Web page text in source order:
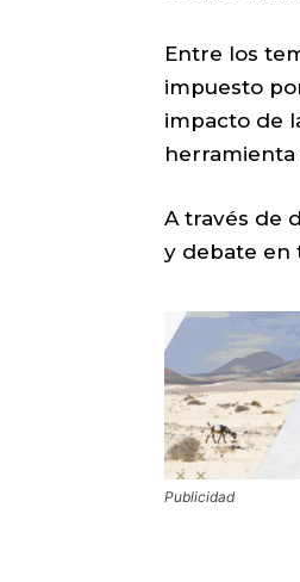
Entre los
impuesto
impacto de
herramienta
A través de
y debate en
Publicidad